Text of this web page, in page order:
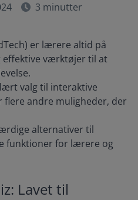
3 minutter
er lærere altid på
værktøjer til at
valg til interaktive
flere andre muligheder, der
alternativer til
funktioner for lærere og
Lavet til